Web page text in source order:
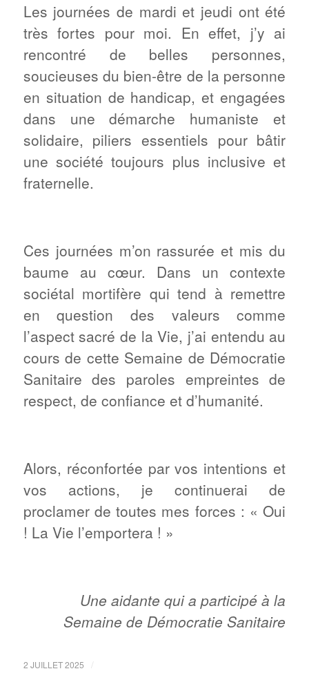
Les journées de mardi et jeudi ont été
très fortes pour moi. En effet, j’y ai
rencontré de belles personnes,
soucieuses du bien-être de la personne
en situation de handicap, et engagées
dans une démarche humaniste et
solidaire, piliers essentiels pour bâtir
une société toujours plus inclusive et
fraternelle.
Ces journées m’on rassurée et mis du
baume au cœur. Dans un contexte
sociétal mortifère qui tend à remettre
en question des valeurs comme
l’aspect sacré de la Vie, j’ai entendu au
cours de cette Semaine de Démocratie
Sanitaire des paroles empreintes de
respect, de confiance et d’humanité.
Alors, réconfortée par vos intentions et
vos actions, je continuerai de
proclamer de toutes mes forces : « Oui
! La Vie l’emportera ! »
Une aidante qui a participé à la
Semaine de Démocratie Sanitaire
2 JUILLET 2025